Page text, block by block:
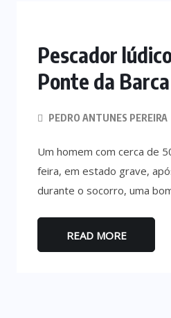
Pescador
Ponte da Barca
PEDRO ANTUNES PEREIRA
Um homem com cerca de
feira, em estado grave,
durante o socorro, uma
READ MORE